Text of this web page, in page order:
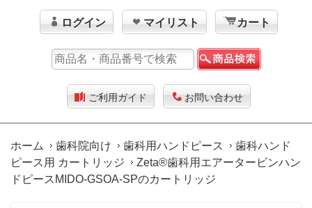
ログイン マイリスト カート
ご利用ガイド お問い合わせ
ホーム 歯科院向け 歯科用ハンドピース
歯科ハンド
ピース用 カートリッジ
Zeta®歯科用エアータービンハン
ドピースMIDO-GSOA-SPのカートリッジ